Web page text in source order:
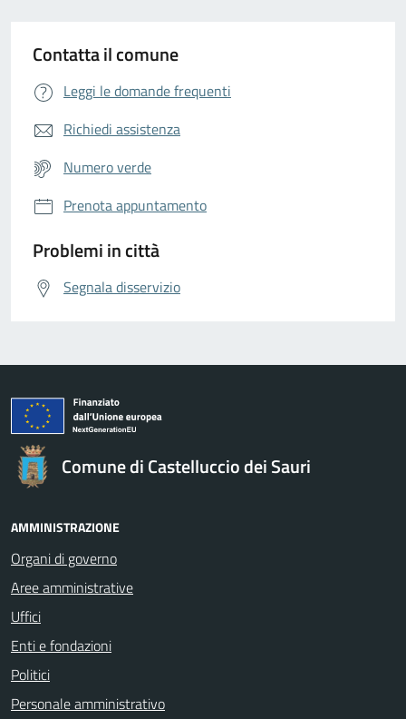
Contatta il comune
Leggi le domande frequenti
Richiedi assistenza
Numero verde
Prenota appuntamento
Problemi in città
Segnala disservizio
Comune di Castelluccio dei Sauri
AMMINISTRAZIONE
Organi di governo
Aree amministrative
Uffici
Enti e fondazioni
Politici
Personale amministrativo